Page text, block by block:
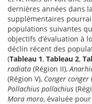
dernières années dans
supplémentaires
populations suivantes
objectifs d’évaluation à
déclin récent des
(Tableau 1, Tableau 2,
radiata (Région II),
(Région V), Conger conger
Pollachius pollachius
Mora moro, évaluée